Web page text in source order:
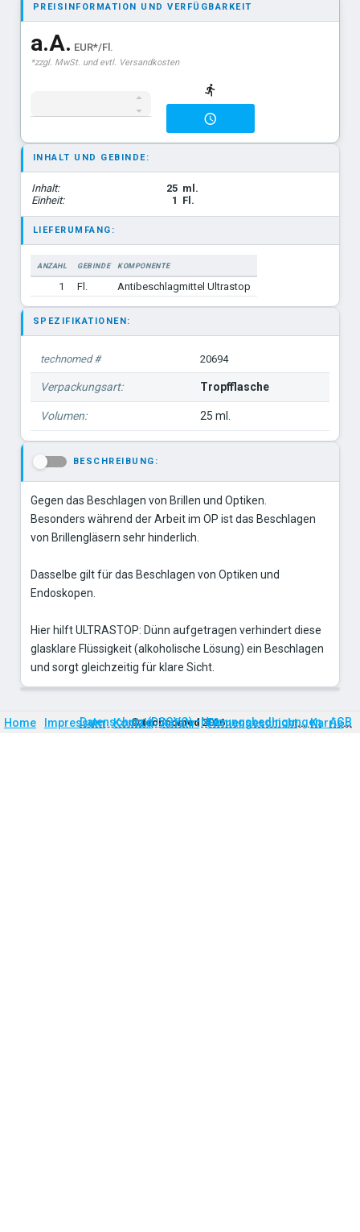
PREISINFORMATION UND VERFÜGBARKEIT
a.A. EUR*/Fl.
*zzgl. MwSt. und evtl. Versandkosten
INHALT UND GEBINDE:
Inhalt: 25 ml.
Einheit:
1 Fl.
LIEFERUMFANG:
ANZAHL GEBINDE
KOMPONENTE
1
Fl. Antibeschlagmittel Ultrastop
SPEZIFIKATIONEN:
technomed # 20694
Verpackungsart: Tropfflasche
Volumen: 25 ml.
BESCHREIBUNG:
Gegen das Beschlagen von Brillen und Optiken.
Besonders während der Arbeit im OP ist das Beschlagen
von Brillengläsern sehr hinderlich.
Dasselbe gilt für das Beschlagen von Optiken und
Endoskopen.
Hier hilft ULTRASTOP: Dünn aufgetragen verhindert diese
glasklare Flüssigkeit (alkoholische Lösung) ein Beschlagen
und sorgt gleichzeitig für klare Sicht.
Home Impressum Kontakt Anfahrt Firmengeschichte Karriere
©technomed 2026
Datenschutz (DSGVO) Nutzungsbedingungen AGB